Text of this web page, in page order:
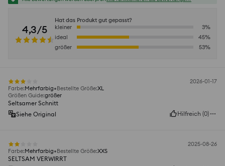
4,3/5
Hat das Produkt gut gepasst?
kleiner
3%
ideal
45%
größer
53%
2026-01-17
Farbe:Mehrfarbig Bestellte Größe:XL
Größen Guide:größer
Seltsamer Schnitt
Siehe Original
Hilfreich (0)
2025-08-26
Farbe:Mehrfarbig Bestellte Größe:XXS
SELTSAM VERWIRRT